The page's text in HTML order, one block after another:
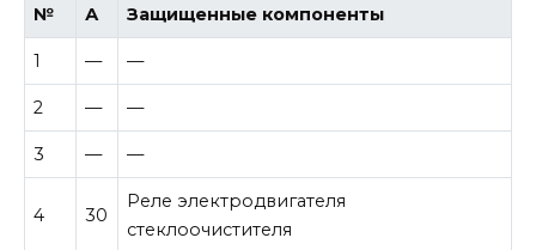
№ А Защищенные компоненты
1 — —
2 — —
3 — —
4 30
Реле электродвигателя
стеклоочистителя